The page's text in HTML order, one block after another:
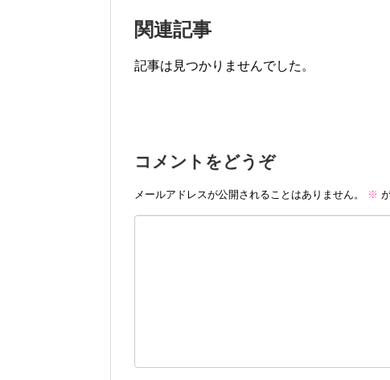
関連記事
記事は見つかりませんでした。
コメントをどうぞ
メールアドレスが公開されることはありません。 ※